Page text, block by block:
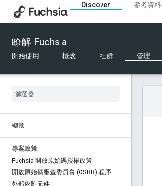
Discover 參考資料
瞭解 Fuchsia
開始使用 概念 社群 管理
總覽
專案政策
Fuchsia 開放原始碼授權政策
開放原始碼審查委員會 (OSRB) 程序
外部依附元件